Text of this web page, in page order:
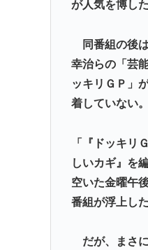
が人気を博した
同番組の後
幸治らの「芸
ッキリＧＰ」
着していない。
「『ドッキリ
しいカギ』を
空いた金曜午
番組が浮上し
だが、まさに